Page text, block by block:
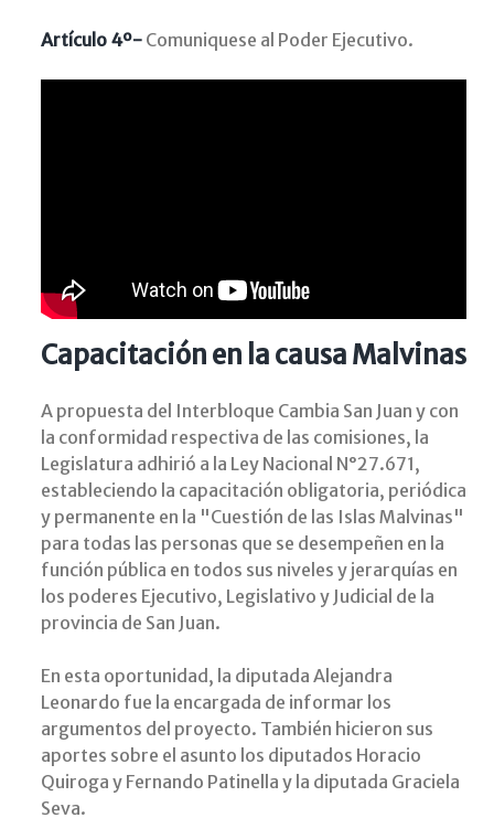
Artículo 4º- Comuniquese al Poder Ejecutivo.
Capacitación en la causa Malvinas
A propuesta del Interbloque Cambia San Juan y con
la conformidad respectiva de las comisiones, la
Legislatura adhirió a la Ley Nacional N°27.671,
estableciendo la capacitación obligatoria, periódica
y permanente en la "Cuestión de las Islas Malvinas"
para todas las personas que se desempeñen en la
función pública en todos sus niveles y jerarquías en
los poderes Ejecutivo, Legislativo y Judicial de la
provincia de San Juan.
En esta oportunidad, la diputada Alejandra
Leonardo fue la encargada de informar los
argumentos del proyecto. También hicieron sus
aportes sobre el asunto los diputados Horacio
Quiroga y Fernando Patinella y la diputada Graciela
Seva.